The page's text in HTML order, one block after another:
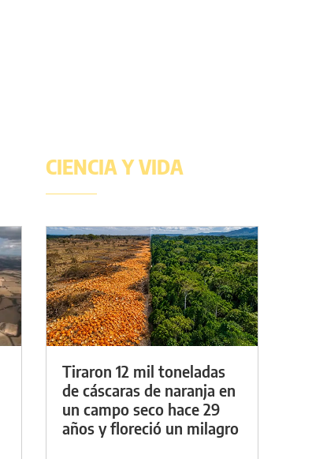
CIENCIA Y VIDA
Tiraron 12 mil toneladas
de cáscaras de naranja en
un campo seco hace 29
años y floreció un milagro